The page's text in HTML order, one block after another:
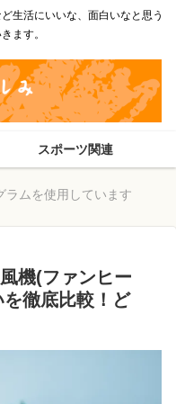
生活にいいな、面白いなと思う
ます。
スポーツ関連
ラムを使用しています
機(ファンヒー
徹底比較！ど